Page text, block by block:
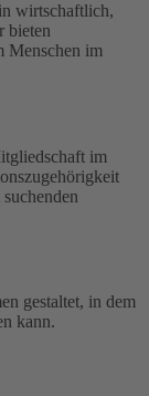
wirtschaftlich,
bieten
Menschen im
im
gestaltet, in dem
kann.